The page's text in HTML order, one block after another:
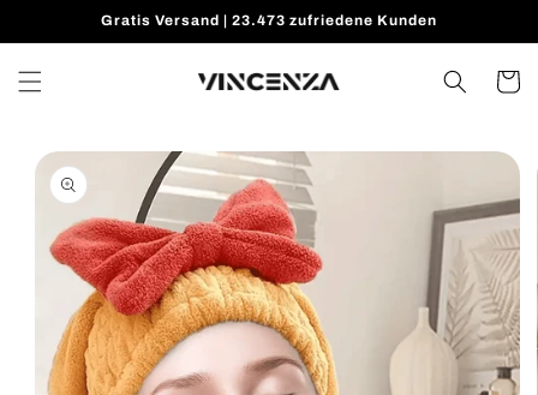
Gratis Versand | 23.473 zufriedene Kunden